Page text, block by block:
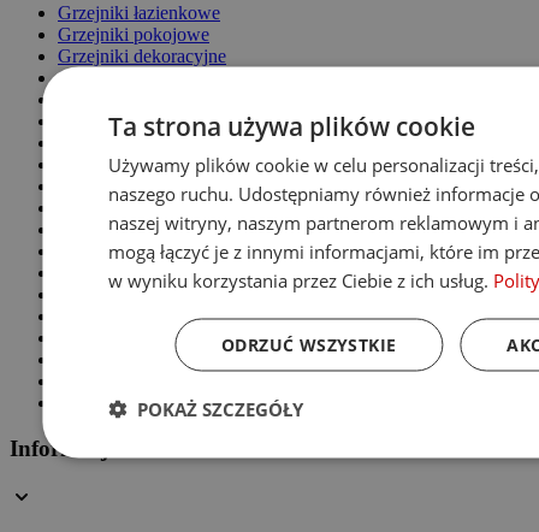
Grzejniki łazienkowe
Grzejniki pokojowe
Grzejniki dekoracyjne
Grzejniki elektryczne
Akcesoria
Grzałki
Grzejniki panelowe
Grzejniki żeberkowe
Grzejniki z lustrem
Grzejniki panelowe
Grzejniki stalowe
Grzejniki aluminiowe
Grzejniki pionowe
Grzejniki czarne
Grzejniki chromowane
Grzejniki z podłączeniem bocznym
Informacje
Ta strona używa plików cookie
Używamy plików cookie w celu personalizacji
naszego ruchu. Udostępniamy również informacje
naszej witryny, naszym partnerom reklamowym i
mogą łączyć je z innymi informacjami, które im
w wyniku korzystania przez Ciebie z ich usług.
ODRZUĆ WSZYSTKIE
POKAŻ SZCZEGÓŁY